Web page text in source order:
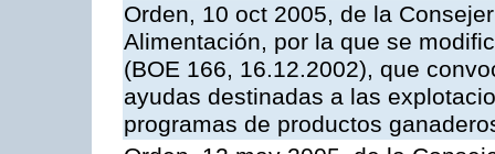
Orden, 10 oct 2005, de la
Alimentación, por la que se
(BOE 166, 16.12.2002), que
ayudas destinadas a las
programas de productos